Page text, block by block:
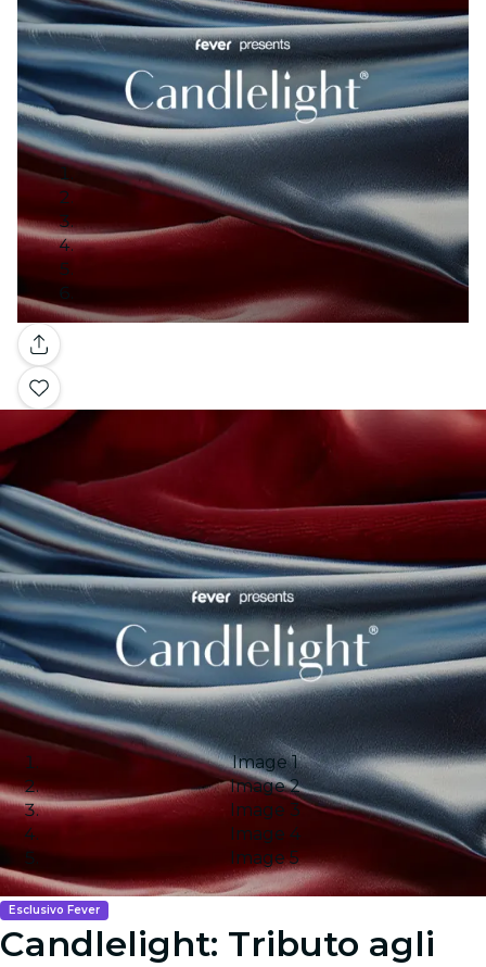
Galleria
Image 1
Image 2
Image 3
Image 4
Image 5
Esclusivo Fever
Candlelight: Tributo agli